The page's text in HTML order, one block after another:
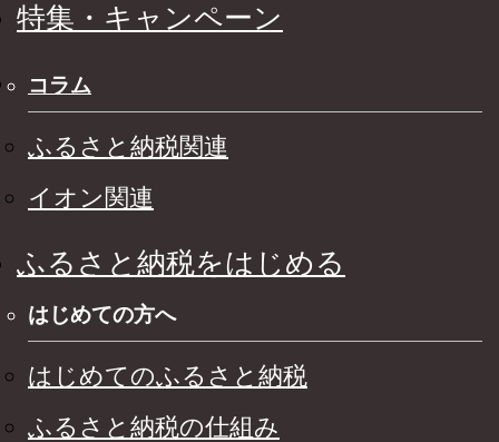
特集・キャンペーン
コラム
ふるさと納税関連
イオン関連
ふるさと納税をはじめる
はじめての方へ
はじめてのふるさと納税
ふるさと納税の仕組み